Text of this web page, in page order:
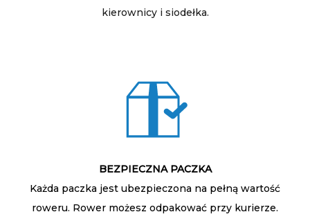
kierownicy i siodełka.
BEZPIECZNA PACZKA
Każda paczka jest ubezpieczona na pełną wartość
roweru. Rower możesz odpakować przy kurierze.